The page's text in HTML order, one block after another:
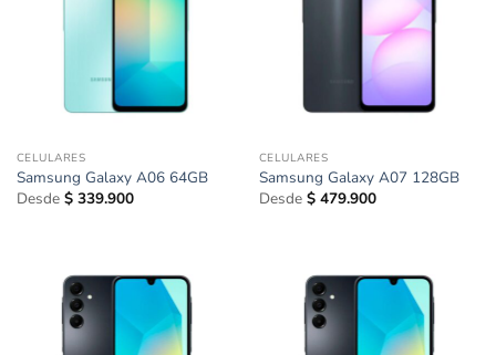
CELULARES
Samsung Galaxy A06 64GB
Desde $339.900
CELULARES
Samsung Galaxy A07 128GB
Desde $479.900